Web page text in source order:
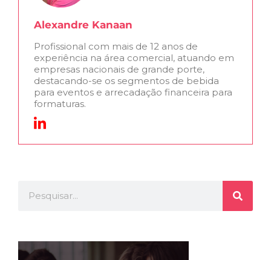
Alexandre Kanaan
Profissional com mais de 12 anos de
experiência na área comercial, atuando em
empresas nacionais de grande porte,
destacando-se os segmentos de bebida
para eventos e arrecadação financeira para
formaturas.